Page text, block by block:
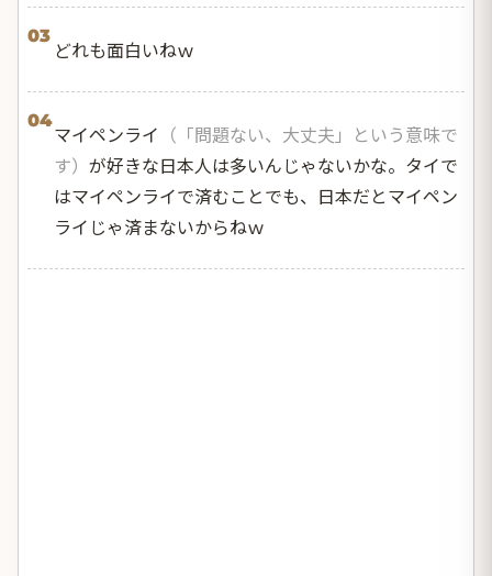
03
どれも面白いねｗ
04
マイペンライ （「問題ない、大丈夫」という意味で
す） が好きな日本人は多いんじゃないかな。タイで
はマイペンライで済むことでも、日本だとマイペン
ライじゃ済まないからねｗ